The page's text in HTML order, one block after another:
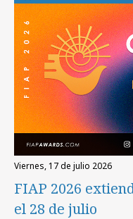
viernes, 17 de julio 2026
FIAP 2026
el 28 de julio